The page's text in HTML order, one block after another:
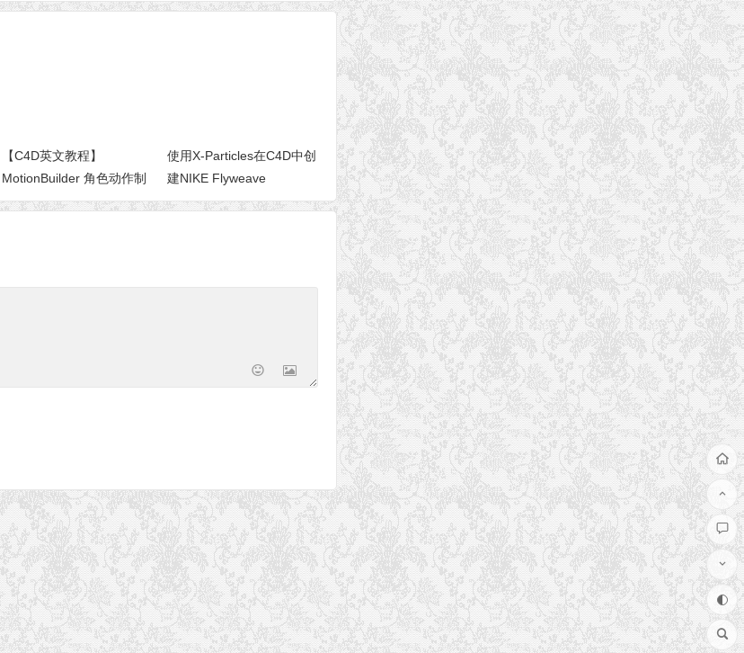
【C4D英文教程】
MotionBuilder 角色动作制
作
使用X-Particles在C4D中创
建NIKE Flyweave